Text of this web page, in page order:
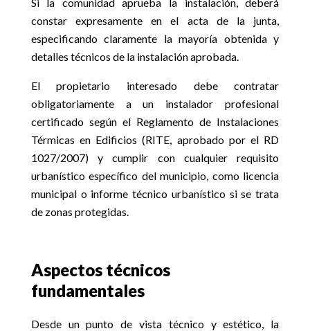
constar expresamente en el acta de la junta,
especificando claramente la mayoría obtenida y
detalles técnicos de la instalación aprobada.
El propietario interesado debe contratar
obligatoriamente a un instalador profesional
certificado según el Reglamento de Instalaciones
Térmicas en Edificios (RITE, aprobado por el RD
1027/2007) y cumplir con cualquier requisito
urbanístico específico del municipio, como licencia
municipal o informe técnico urbanístico si se trata
de zonas protegidas.
Aspectos técnicos
fundamentales
Desde un punto de vista técnico y estético, la